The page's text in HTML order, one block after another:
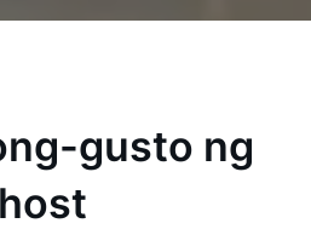
gusto ng